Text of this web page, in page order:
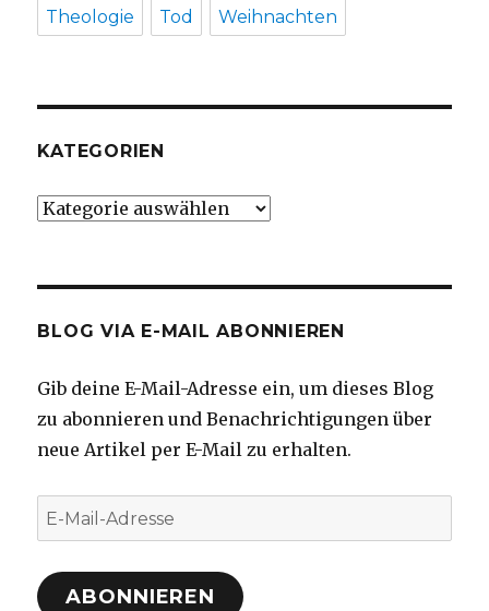
Theologie Tod Weihnachten
KATEGORIEN
Kategorien
BLOG VIA E-MAIL ABONNIEREN
Gib deine E-Mail-Adresse ein, um dieses Blog
zu abonnieren und Benachrichtigungen über
neue Artikel per E-Mail zu erhalten.
E-
Mail-
Adresse
ABONNIEREN